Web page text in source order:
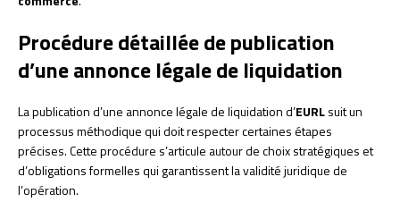
Procédure détaillée de publication
d’une annonce légale de liquidation
La publication d’une annonce légale de liquidation d’EURLsuit un
processus méthodique qui doit respecter certaines étapes
précises. Cette procédure s’articule autour de choix stratégiques et
d’obligations formelles qui garantissent la validité juridique de
l’opération.